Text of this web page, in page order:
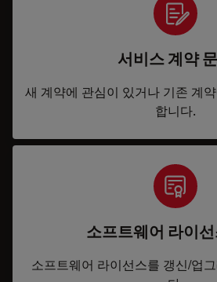
서비스 계약
새 계약에 관심이 있거나 기존 계
합니다.
소프트웨어 라이
소프트웨어 라이선스를 갱신/업